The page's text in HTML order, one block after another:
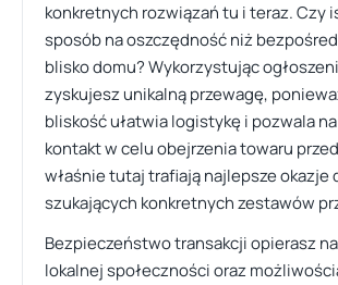
konkretnych rozwiązań tu i teraz. Czy
sposób na oszczędność niż
blisko domu? Wykorzystując
zyskujesz unikalną przewagę,
bliskość ułatwia logistykę i pozwala
kontakt w celu obejrzenia towaru
właśnie tutaj trafiają najlepsze okazje
szukających konkretnych zestawów
Bezpieczeństwo transakcji opierasz
lokalnej społeczności oraz